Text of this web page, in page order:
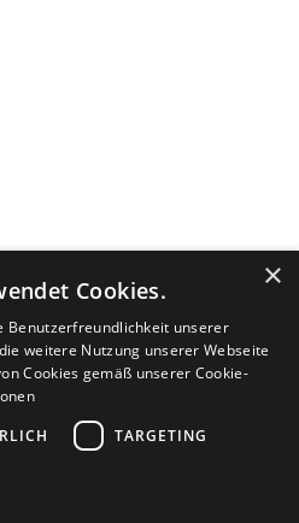
×
Cookies.
Benutzerfreundlichkeit unserer
weitere Nutzung unserer Webseite
Cookies gemäß unserer Cookie-
TARGETING